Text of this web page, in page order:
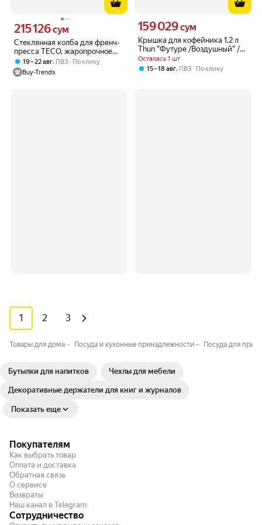
Стеклянная колба для френч-
пресса TECO, жаропрочное
стекло, 0,8 л.
Цена 215126 сум вместо
215 126сум
19 – 22 авг, ПВЗ
По клику
Buy-Trends
Крышка для кофейника 1,2 л
Thun "Футуре /Воздушный" /
275999
Осталась 1 шт
Цена 159029 сум вместо
159 029сум
15 – 18 авг, ПВЗ По клику
1 2 3
Товары для дома Посуда и кухонные принадлежности Посуда для
Бутылки для напитков Чехлы для мебели
Декоративные держатели для книг и журналов
Показать еще
Покупателям
Как выбрать товар
Оплата и доставка
Обратная связь
О сервисе
Возвраты
Наш канал в Telegram
Сотрудничество